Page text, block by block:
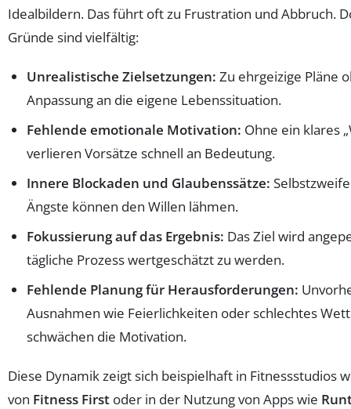
Idealbildern. Das führt oft zu Frustration und Abbruch.
Gründe sind vielfältig:
Unrealistische Zielsetzungen: Zu ehrgeizige Pläne
Anpassung an die eigene Lebenssituation.
Fehlende emotionale Motivation: Ohne ein klares
verlieren Vorsätze schnell an Bedeutung.
Innere Blockaden und Glaubenssätze:
Ängste können den Willen lähmen.
Fokussierung auf das Ergebnis: Das Ziel wird
tägliche Prozess wertgeschätzt zu werden.
Fehlende Planung für Herausforderungen:
Ausnahmen wie Feierlichkeiten oder schlechtes
schwächen die Motivation.
Diese Dynamik zeigt sich beispielhaft in Fitnessstudios
von Fitness First oder in der Nutzung von Apps wie